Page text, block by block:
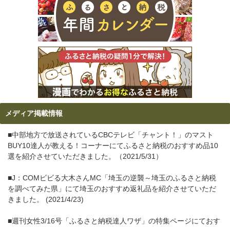
メディア掲載情報
■中部地方で放送されているCBCテレビ「チャント！」のマスト
BUY10達人が教える！コーナーにてふるさと納税のおすすめ品10
選を紹介させていただきました。（2021/5/31）
■J：COMビビる大木さんMC「埼玉の逆襲～埼玉のふるさと納税
を調べてみた県」にて埼玉のおすすめ返礼品を紹介させていただ
きました。 (2021/4/23)
■週刊女性3/16号「ふるさと納税達人ワザ」の特集ページにておす